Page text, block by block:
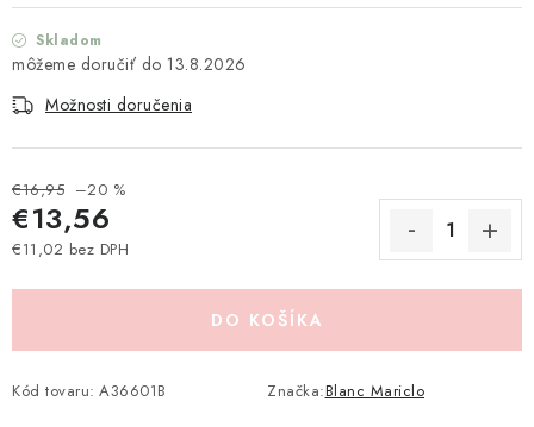
Ako nakupovať Doprava a platba
Podmienky ochrany osobných údajov
Skladom
13.8.2026
Možnosti doručenia
€16,95 –20 %
€13,56
€11,02 bez DPH
DO KOŠÍKA
Kód tovaru: A36601B Značka:Blanc Mariclo